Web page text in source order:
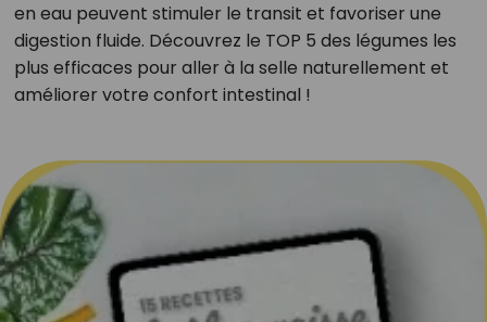
en eau peuvent stimuler le transit et favoriser une
digestion fluide. Découvrez le TOP 5 des légumes les
plus efficaces pour aller à la selle naturellement et
améliorer votre confort intestinal !